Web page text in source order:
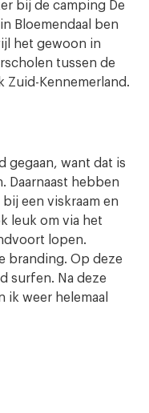
bij de camping De
Bloemendaal ben
het gewoon in
tussen de
Zuid-Kennemerland.
gegaan, want dat is
Daarnaast hebben
een viskraam en
leuk om via het
lopen.
branding. Op deze
surfen. Na deze
ik weer helemaal